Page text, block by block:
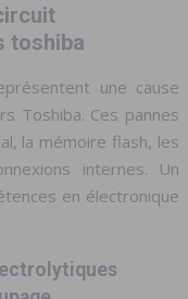
toshiba
une cause
Toshiba. Ces pannes
la mémoire flash, les
internes. Un
en électronique